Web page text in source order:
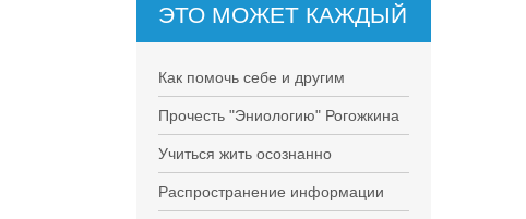
ЭТО МОЖЕТ КАЖДЫЙ
Как помочь себе и другим
Прочесть "Эниологию" Рогожкина
Учиться жить осознанно
Распространение информации